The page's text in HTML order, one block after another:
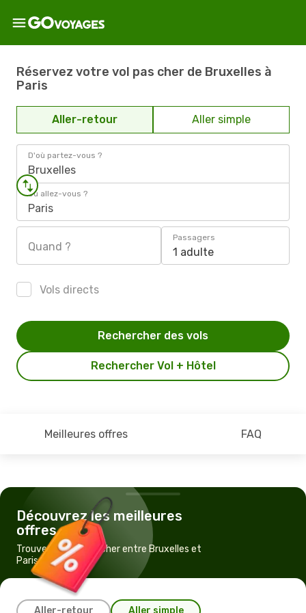
Réservez votre vol pas cher de Bruxelles à
Paris
Aller-retour Aller simple
D'où partez-vous ?
Bruxelles
Où allez-vous ?
Paris
Quand ?
Passagers
1 adulte
Vols directs
Rechercher Vol + Hôtel
Rechercher des vols
Meilleures offres FAQ
Découvrez les meilleures
offres
Trouvez un vol pas cher entre Bruxelles et
Paris
Aller-retour Aller simple